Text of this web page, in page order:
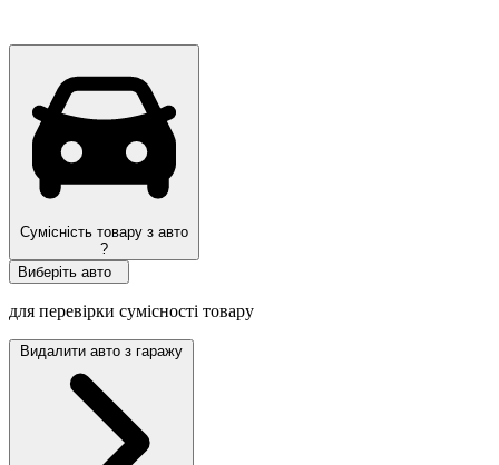
Сумісність товару з авто
?
Виберіть авто
для перевірки сумісності товару
Видалити авто з гаражу